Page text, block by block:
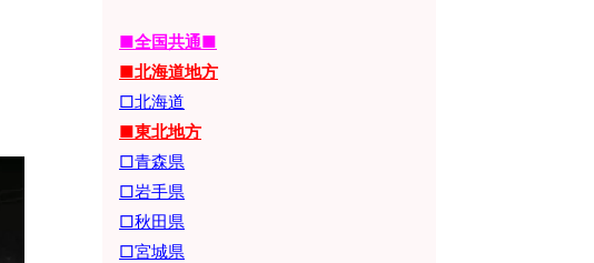
■全国共通■
■北海道地方
□北海道
■東北地方
□青森県
□岩手県
□秋田県
□宮城県